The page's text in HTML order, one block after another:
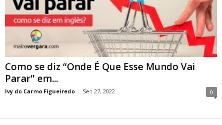
Como se diz “Onde É Que Esse Mundo Vai
Parar” em...
Ivy do Carmo Figueiredo - Sep 27, 2022 0